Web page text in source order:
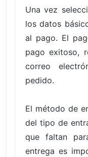
Una vez
los datos
al pago. El
pago exitoso,
correo
pedido.
El método de
del tipo de
que faltan
entrega es